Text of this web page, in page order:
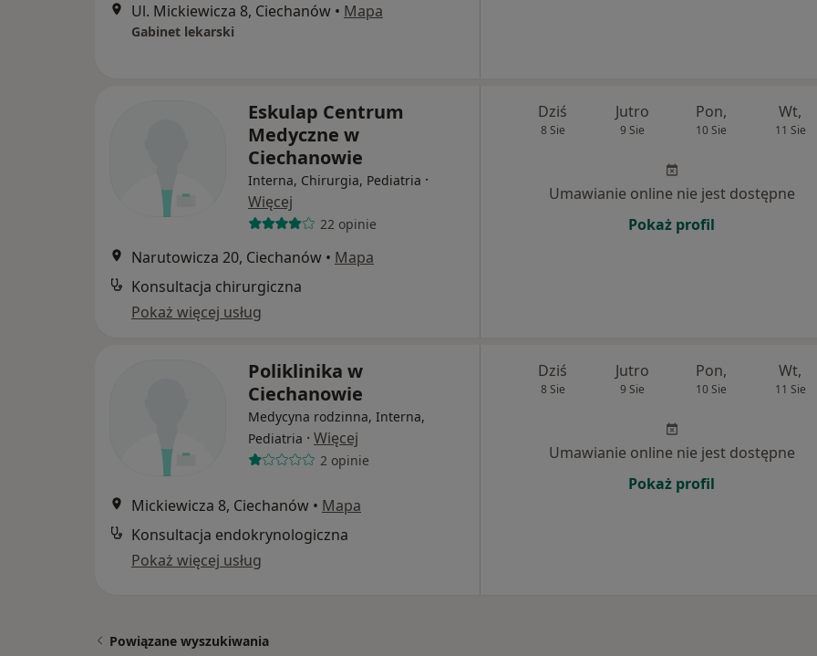
Ul. Mickiewicza 8, Ciechanów • Mapa
Gabinet lekarski
Eskulap Centrum
Medyczne w
Ciechanowie
Interna, Chirurgia, Pediatria ·
Więcej
22 opinie
Narutowicza 20, Ciechanów • Mapa
Konsultacja chirurgiczna
Pokaż więcej usług
Dziś
8 Sie
Jutro
9 Sie
Pon,
10 Sie
Wt,
11 Sie
Umawianie online nie jest dostępne
Pokaż profil
Poliklinika w
Ciechanowie
Medycyna rodzinna, Interna,
Pediatria · Więcej
2 opinie
Mickiewicza 8, Ciechanów • Mapa
Konsultacja endokrynologiczna
Pokaż więcej usług
Dziś
8 Sie
Jutro
9 Sie
Pon,
10 Sie
Wt,
11 Sie
Umawianie online nie jest dostępne
Pokaż profil
Powiązane wyszukiwania